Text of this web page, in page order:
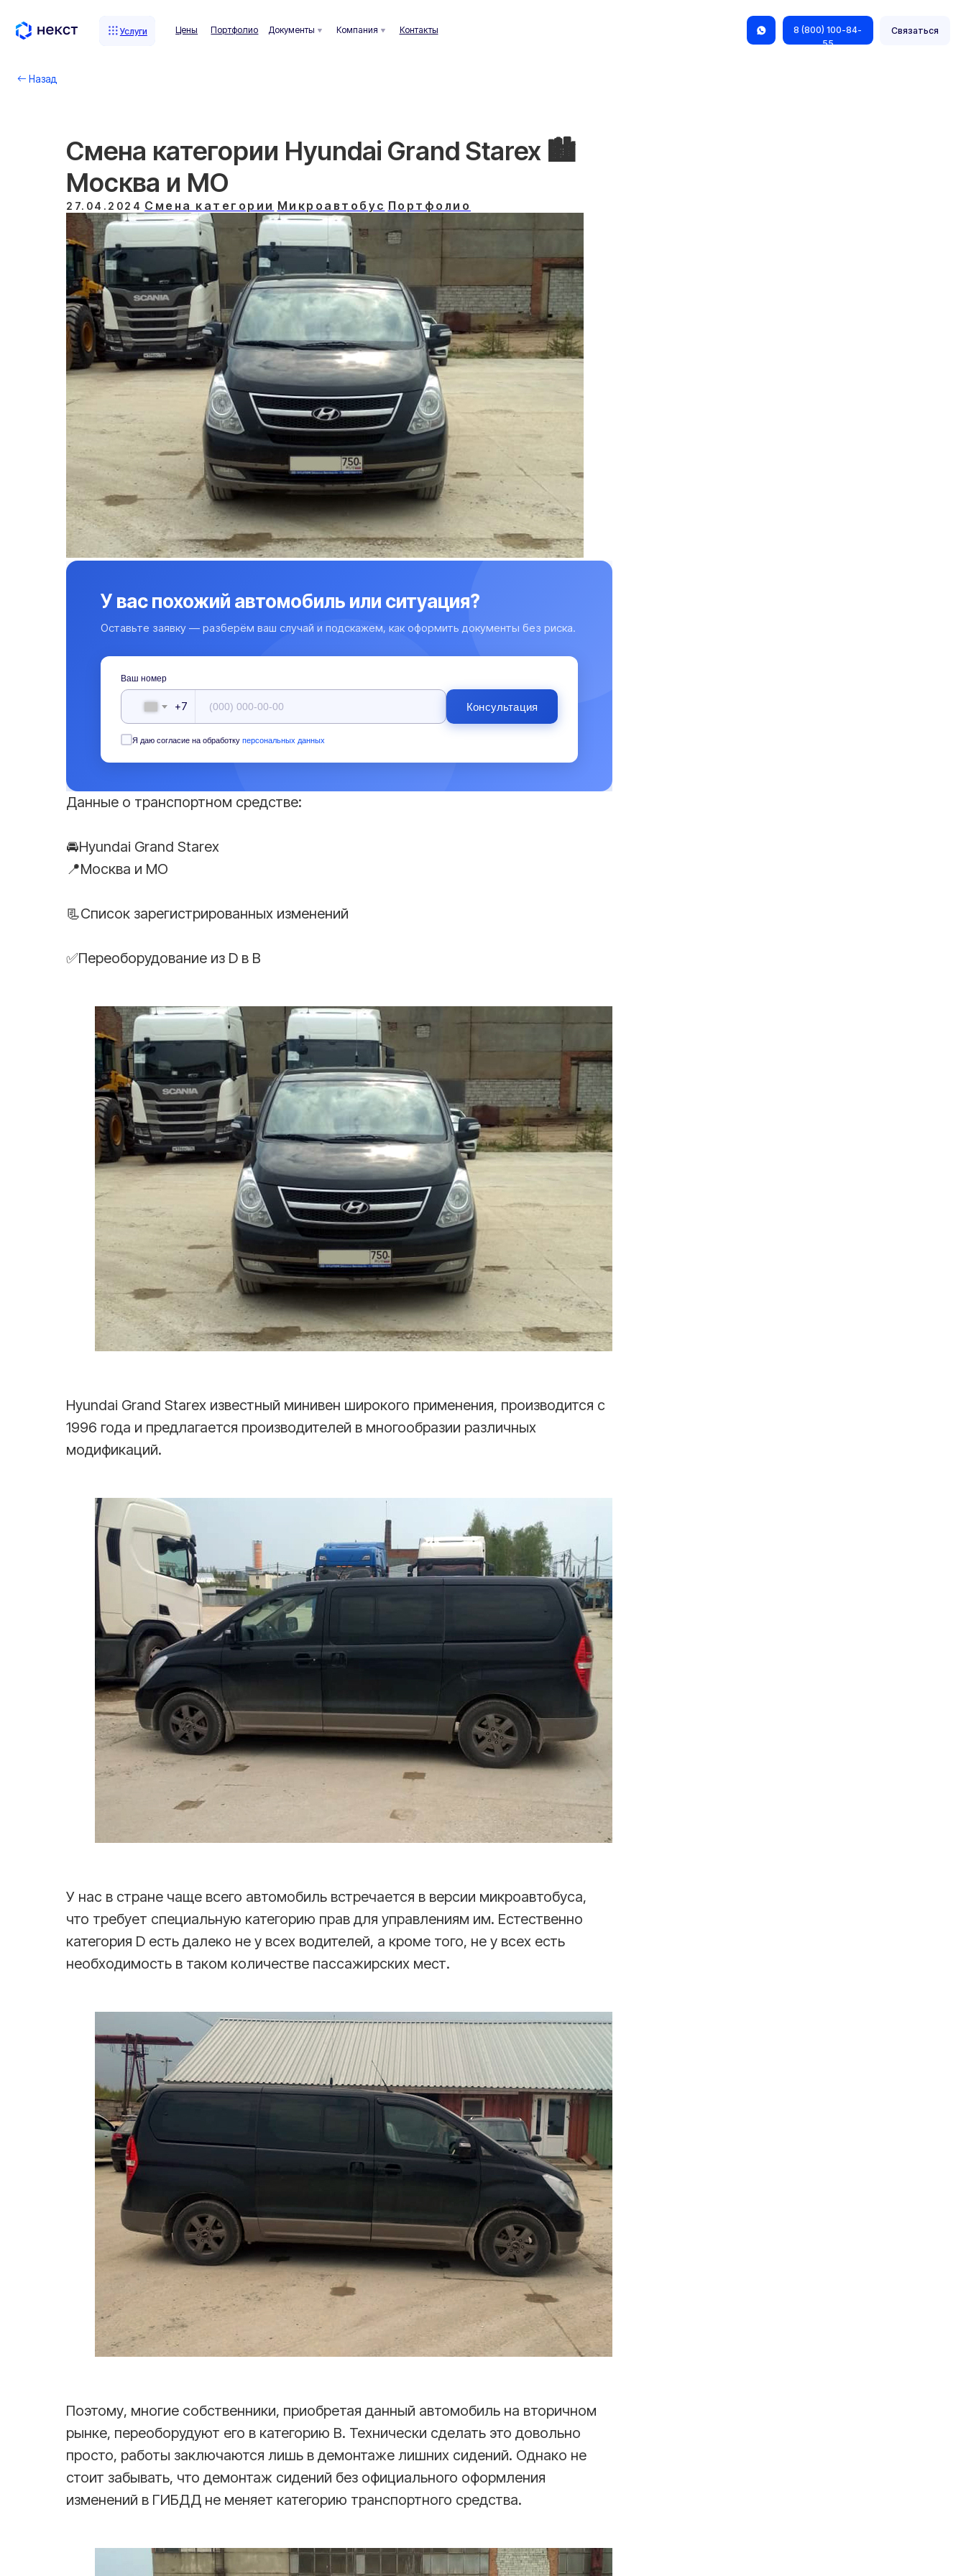
Связаться
8 (800) 100-84-
Цены Портфолио Контакты
Документы Компания
Услуги
Услуги
Смена категории Hyundai Grand Starex 🏙️
Москва и МO
27.04.2024 Смена категории Микроавтобус Портфолио
У вас похожий автомобиль или ситуация?
Оставьте заявку — разберём ваш случай и подскажем, как оформить документы без риска.
Ваш номер
+7 Консультация
Я даю согласие на обработку персональных данных
Данные о транспортном средстве:
🚘Hyundai Grand Starex
📍Москва и МO
📃Список зарегистрированных изменений
✅Переоборудование из D в B
Hyundai Grand Starex известный минивен широкого применения, производится с
1996 года и предлагается производителей в многообразии различных
модификаций.
У нас в стране чаще всего автомобиль встречается в версии микроавтобуса,
что требует специальную категорию прав для управлениям им. Естественно
категория D есть далеко не у всех водителей, а кроме того, не у всех есть
необходимость в таком количестве пассажирских мест.
Поэтому, многие собственники, приобретая данный автомобиль на вторичном
рынке, переоборудуют его в категорию B. Технически сделать это довольно
просто, работы заключаются лишь в демонтаже лишних сидений. Однако не
стоит забывать, что демонтаж сидений без официального оформления
изменений в ГИБДД не меняет категорию транспортного средства.